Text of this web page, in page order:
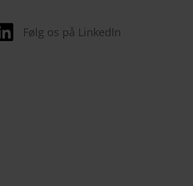
Følg os på LinkedIn